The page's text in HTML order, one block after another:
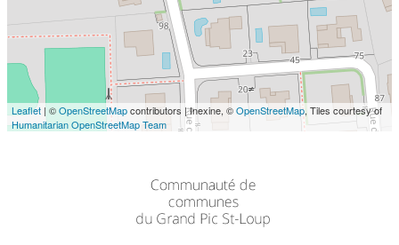
Leaflet | ©OpenStreetMapcontributors | Inexine, ©OpenStreetMap, Tiles courtesy of
Humanitarian OpenStreetMap Team